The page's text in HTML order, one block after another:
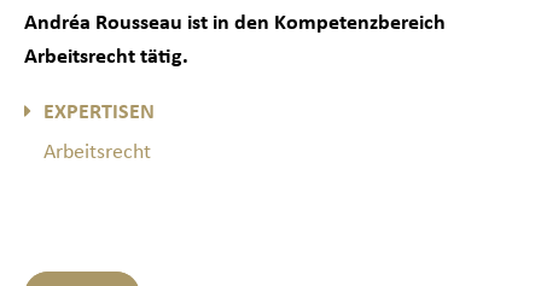
Andréa Rousseau ist in den Kompetenzbereich
Arbeitsrecht tätig.
EXPERTISEN
Arbeitsrecht